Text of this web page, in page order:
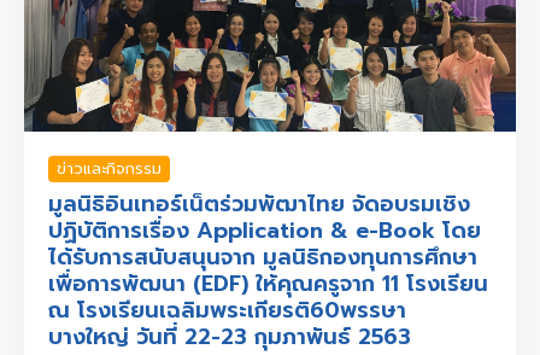
ข่าวและกิจกรรม
มูลนิธิอินเทอร์เน็ตร่วมพัฒาไทย จัดอบรมเชิง
ปฏิบัติการเรื่อง Application & e-Book โดย
ได้รับการสนับสนุนจาก มูลนิธิกองทุนการศึกษา
เพื่อการพัฒนา (EDF) ให้คุณครูจาก 11 โรงเรียน
ณ โรงเรียนเฉลิมพระเกียรติ60พรรษา
บางใหญ่ วันที่ 22-23 กุมภาพันธ์ 2563